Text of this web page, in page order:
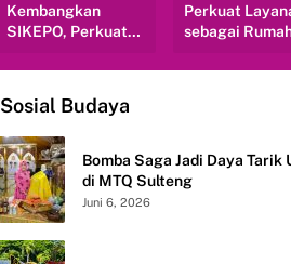
Kembangkan
SIKEPO, Perkuat
Kelola Pegawai
Perkuat
sebagai
Regional di
Sosial Budaya
Bomba Saga Jadi Daya
di MTQ Sulteng
Juni 6, 2026